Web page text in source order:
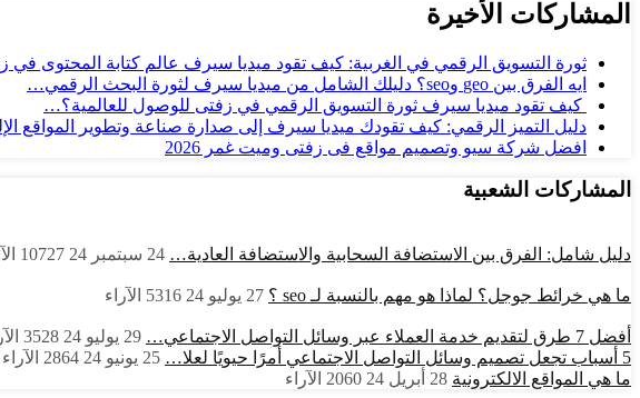
المشاركات الأخيرة
ثورة التسويق الرقمي في الغربية: كيف تقود ميديا سيرف عالم كتابة المحتوى
ايه الفرق بين geo وseo؟ دليلك الشامل من ميديا سيرف لثورة البحث الرقمي…
كيف تقود ميديا سيرف ثورة التسويق الرقمي في زفتى للوصول للعالمية؟…
دليل التميز الرقمي: كيف تقودك ميديا سيرف إلى صدارة صناعة وتطوير المواقع
افضل شركة سيو وتصميم مواقع فى زفتى وميت غمر 2026
المشاركات الشعبية
دليل شامل: الفرق بين الاستضافة السحابية والاستضافة العادية… 24 سبتمبر 24 10727
ما هي خرائط جوجل؟ لماذا هو مهم بالنسبة لـ seo ؟ 27 يوليو 24 5316 الآراء
أفضل 7 طرق لتقديم خدمة العملاء عبر وسائل التواصل الاجتماعي… 29 يوليو 24 3528
5 أسباب تجعل تصميم وسائل التواصل الاجتماعي أمرًا حيويًا لعلا…
25 يونيو 24 2864 الآراء
ما هي المواقع الالكترونية 28 أبريل 24 2060 الآراء